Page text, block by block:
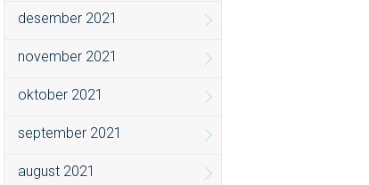
desember 2021
november 2021
oktober 2021
september 2021
august 2021